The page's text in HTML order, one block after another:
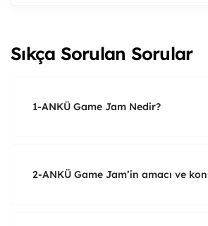
Sıkça Sorulan Sorular
1-ANKÜ Game Jam Nedir?
2-ANKÜ Game Jam’in amacı ve